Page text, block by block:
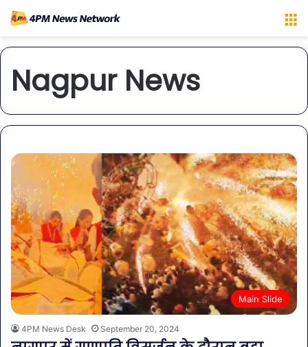
Nagpur News
Main Slide
4PM News Desk September 20, 2024